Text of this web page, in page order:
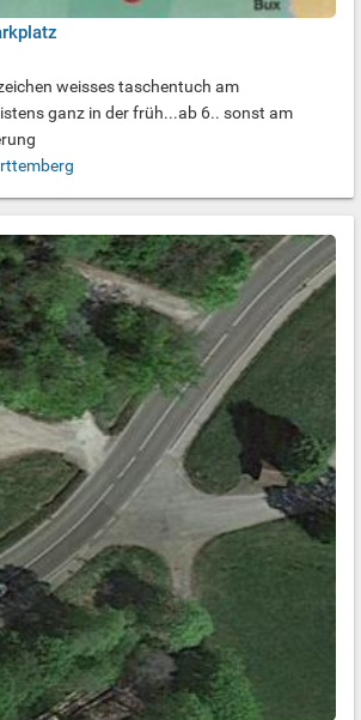
weisses taschentuch am
ganz in der früh...ab 6.. sonst am